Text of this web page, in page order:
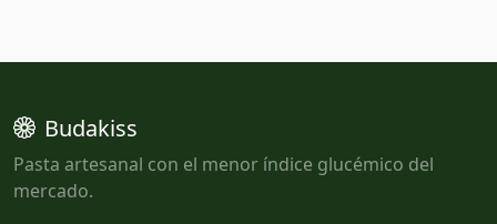
Budakiss
Pasta artesanal con el menor índice glucémico del
mercado.